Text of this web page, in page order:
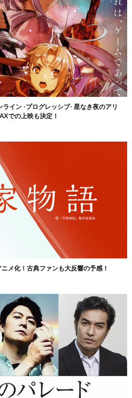
ライン -プログレッシブ- 星なき夜のアリ
での上映も決定！
メ化！古典ファンも大反響の予感！